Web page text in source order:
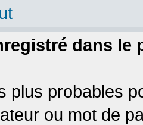
dans le
plus probables
ou mot de